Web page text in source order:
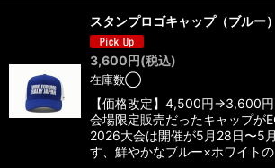
スタンプロゴキャップ（ブルー）
3,600円(税込)
在庫数◯
【価格改定】4,500円→3,600
会場限定販売だったキャップが
2026大会は開催が5月28日〜5
す、鮮やかなブルー×ホワイト